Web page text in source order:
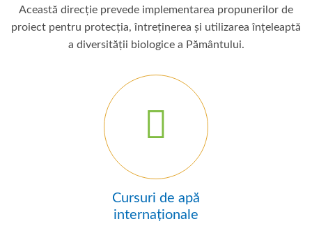
Această direcție prevede implementarea propunerilor de
proiect pentru protecția, întreținerea și utilizarea înțeleaptă
a diversității biologice a Pământului.
Cursuri de apă
internaționale